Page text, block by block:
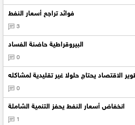
فوائد تراجع أسعار النفط
3
البيروقراطية حاضنة الفساد
0
الاقتصاد يحتاج حلولا غير تقليدية لمشاكله
0
انخفاض أسعار النفط يحفز التنمية الشاملة
1